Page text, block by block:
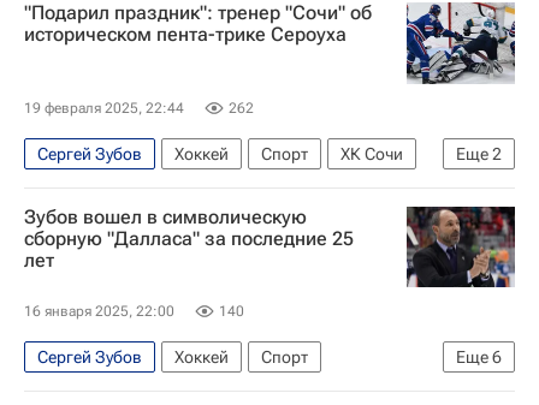
"Подарил праздник": тренер "Сочи" об
историческом пента-трике Сероуха
19 февраля 2025, 22:44 262
Еще2
Сергей Зубов Хоккей Спорт
ХК Сочи
КХЛ 2025-2026
ХК Динамо (Москва)
Зубов вошел в символическую
сборную "Далласа" за последние 25
лет
16 января 2025, 22:00 140
Еще6
Сергей Зубов Хоккей
Спорт
Джейми Бенн
Майк Модано
Даллас Старз